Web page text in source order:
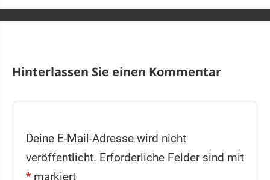
Hinterlassen Sie einen Kommentar
Deine E-Mail-Adresse wird nicht
veröffentlicht. Erforderliche Felder sind mit
* markiert